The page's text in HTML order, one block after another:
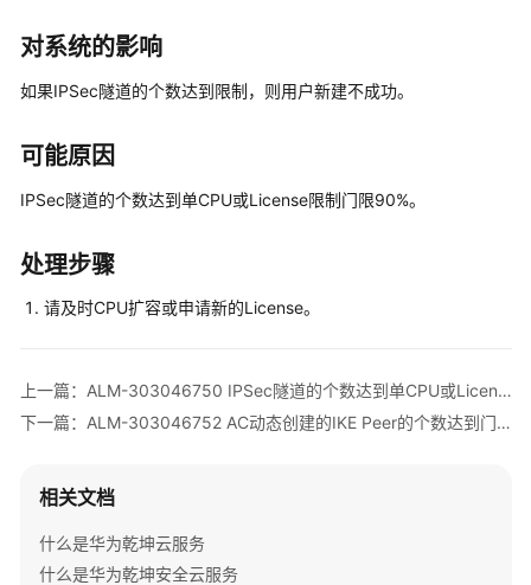
坤-
户
共
操
作
华
为
乾
操
多
档
对系统的影响
如果IPSec隧道的个数达到限制，则用户新建不成功。
可能原因
IPSec隧道的个数达到单CPU或License限制门限90%。
处理步骤
请及时CPU扩容或申请新的License。
上一篇：ALM-303046750 IPSec隧道的个数达到单CPU或License限制门限的80%
下一篇：ALM-303046752 AC动态创建的IKE Peer的个数达到门限的80%
相关文档
什么是华为乾坤云服务
什么是华为乾坤安全云服务